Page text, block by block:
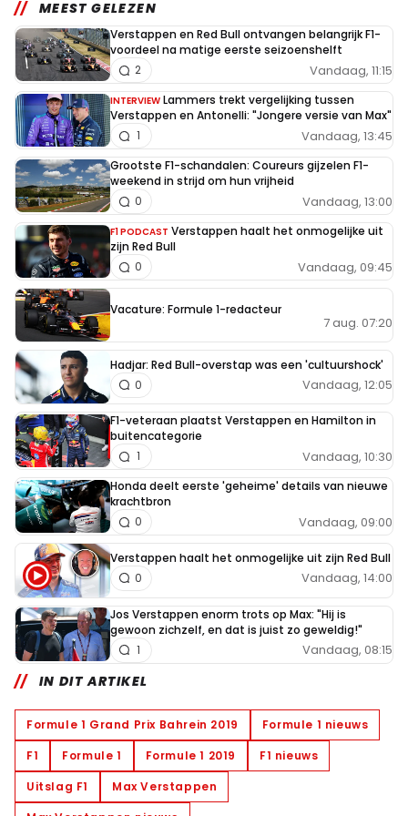
MEEST GELEZEN
Verstappen en Red Bull ontvangen belangrijk F1-
voordeel na matige eerste seizoenshelft
Vandaag, 11:15
2
INTERVIEW Lammers trekt vergelijking tussen
Verstappen en Antonelli: "Jongere versie van Max"
Vandaag, 13:45
1
Grootste F1-schandalen: Coureurs gijzelen F1-
weekend in strijd om hun vrijheid
Vandaag, 13:00
0
F1 PODCAST Verstappen haalt het onmogelijke uit
zijn Red Bull
Vandaag, 09:45
0
Vacature: Formule 1-redacteur
7 aug. 07:20
Hadjar: Red Bull-overstap was een 'cultuurshock'
Vandaag, 12:05
0
F1-veteraan plaatst Verstappen en Hamilton in
buitencategorie
Vandaag, 10:30
1
Honda deelt eerste 'geheime' details van nieuwe
krachtbron
Vandaag, 09:00
0
Verstappen haalt het onmogelijke uit zijn Red Bull
Vandaag, 14:00
0
Jos Verstappen enorm trots op Max: "Hij is
gewoon zichzelf, en dat is juist zo geweldig!"
Vandaag, 08:15
1
IN DIT ARTIKEL
Formule 1 Grand Prix Bahrein 2019
Formule 1 nieuws
F1
Formule 1 Formule 1 2019
F1 nieuws
Uitslag F1
Max Verstappen